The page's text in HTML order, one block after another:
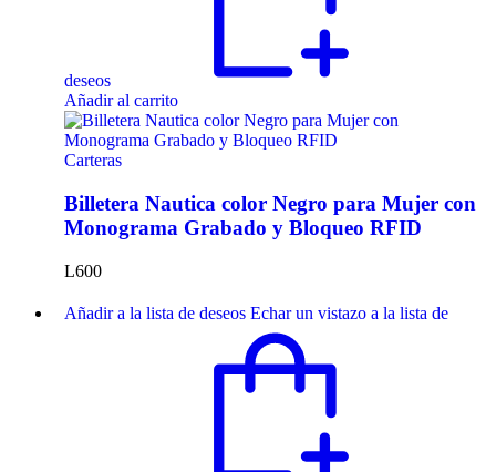
deseos
Añadir al carrito
Carteras
Billetera Nautica color Negro para Mujer con
Monograma Grabado y Bloqueo RFID
L600
Añadir a la lista de deseos Echar un vistazo a la lista de